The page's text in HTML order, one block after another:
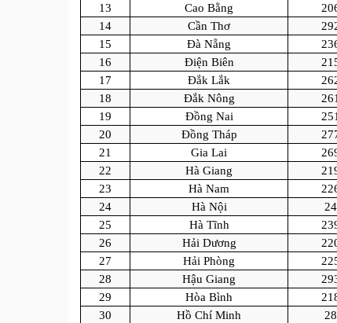
13
Cao Bằng
14
Cần Thơ
15
Đà Nẵng
16
Điện Biên
17
Đắk Lắk
18
Đắk Nông 261
19
Đồng Nai 251
20
Đồng Tháp
21
Gia Lai
22
Hà Giang
23
Hà Nam
24
Hà Nội 24
25
Hà Tĩnh
26
Hải Dương
27
Hải Phòng
28
Hậu Giang
29
Hòa Bình
30
Hồ Chí Minh 28